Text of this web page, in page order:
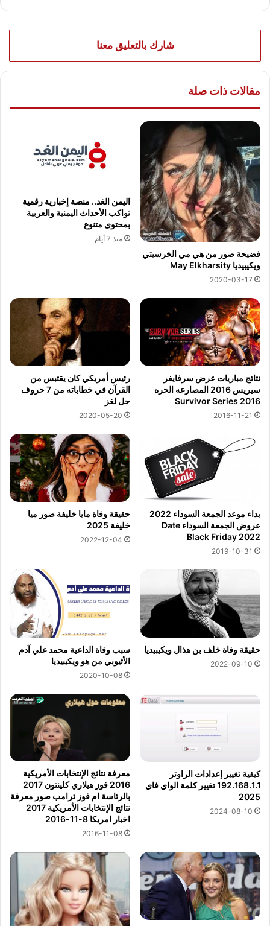
شارك بالتعليق معنا
مقالات ذات صلة
فضيحة صور من هي مي الخرسيتي
ويكيبيديا May Elkharsity
2020-03-17
اليمن الغد.. منصة إخبارية رقمية
تواكب الأحداث اليمنية والعربية
بمحتوى متنوع
منذ 7 أيام
نتائج مباريات عرض سرفايفر
سيريس 2016 المصارعه الحره
Survivor Series 2016
2016-11-21
رئيس أمريكي كان يقتبس من
القرآن في خطاباته من 7 حروف
حل لغز
2020-05-20
بداء موعد الجمعة السوداء 2022
عروض الجمعة السوداء Date
Black Friday 2022
2019-10-31
حقيقة وفاة مايا خليفة صور ميا
خليفة 2025
2022-12-04
حقيقة وفاة خلف بن هذال ويكيبيديا
2022-09-10
سبب وفاة الداعية محمد علي آدم
الأثيوبي من هو ويكيبيديا
2020-10-08
كيفية تغيير إعدادات الراوتر
192.168.1.1 تغيير كلمة الواي فاي
2025
2024-08-10
معرفة نتائج الإنتخابات الأمريكية
2016 فوز هيلاري كلينتون 2017
بالرئاسة ام فوز ترامب صور معرفة
نتائج الإنتخابات الأمريكية 2017
اخبار امريكا 8-11-2016
2016-11-08